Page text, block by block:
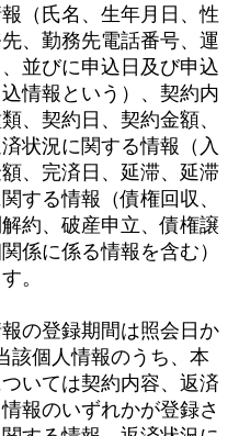
（氏名、生年月日、性
、勤務先電話番号、運
並びに申込日及び申込
情報という）、契約内
、契約日、契約金額、
状況に関する情報（入
、完済日、延滞、延滞
する情報（債権回収、
約、破産申立、債権譲
係に係る情報を含む）
。
の登録期間は照会日か
該個人情報のうち、本
いては契約内容、返済
報のいずれかが登録さ